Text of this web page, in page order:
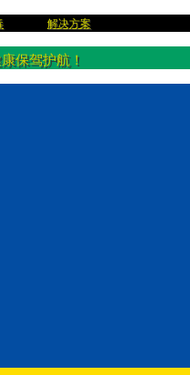
解决方案
保驾护航！